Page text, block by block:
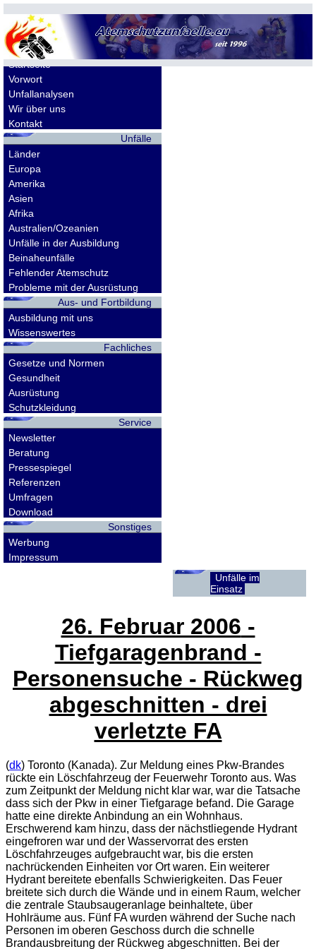
Allgemeines
Startseite
Vorwort
Unfallanalysen
Wir über uns
Kontakt
Unfälle
Länder
Europa
Amerika
Asien
Afrika
Australien/Ozeanien
Unfälle in der Ausbildung
Beinaheunfälle
Fehlender Atemschutz
Probleme mit der Ausrüstung
Aus- und Fortbildung
Ausbildung mit uns
Wissenswertes
Fachliches
Gesetze und Normen
Gesundheit
Ausrüstung
Schutzkleidung
Service
Newsletter
Beratung
Pressespiegel
Referenzen
Umfragen
Download
Sonstiges
Werbung
Impressum
Unfälle im
Einsatz
26. Februar 2006 -
Tiefgaragenbrand -
Personensuche - Rückweg
abgeschnitten - drei
verletzte FA
(dk) Toronto (Kanada). Zur Meldung eines Pkw-Brandes
rückte ein Löschfahrzeug der Feuerwehr Toronto aus. Was
zum Zeitpunkt der Meldung nicht klar war, war die Tatsache
dass sich der Pkw in einer Tiefgarage befand. Die Garage
hatte eine direkte Anbindung an ein Wohnhaus.
Erschwerend kam hinzu, dass der nächstliegende Hydrant
eingefroren war und der Wasservorrat des ersten
Löschfahrzeuges aufgebraucht war, bis die ersten
nachrückenden Einheiten vor Ort waren. Ein weiterer
Hydrant bereitete ebenfalls Schwierigkeiten. Das Feuer
breitete sich durch die Wände und in einem Raum, welcher
die zentrale Staubsaugeranlage beinhaltete, über
Hohlräume aus. Fünf FA wurden während der Suche nach
Personen im oberen Geschoss durch die schnelle
Brandausbreitung der Rückweg abgeschnitten. Bei der